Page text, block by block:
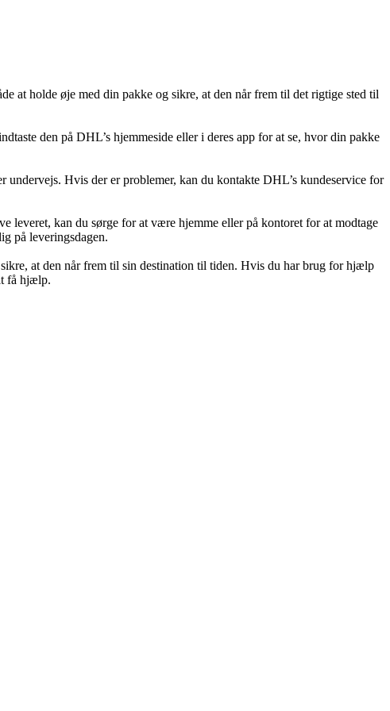
at holde øje med din pakke og sikre, at den når frem til det rigtige sted til
den på DHL’s hjemmeside eller i deres app for at se, hvor din pakke
Hvis der er problemer, kan du kontakte DHL’s kundeservice for
kan du sørge for at være hjemme eller på kontoret for at modtage
på leveringsdagen.
at den når frem til sin destination til tiden. Hvis du har brug for hjælp
få hjælp.